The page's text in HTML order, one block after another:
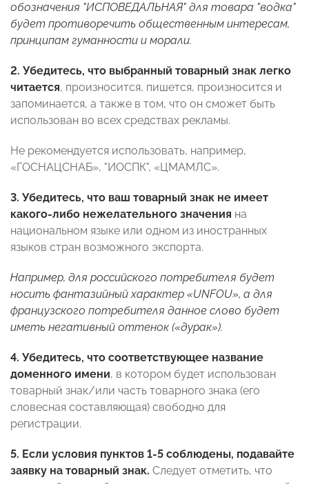
обозначения "ИСПОВЕДАЛЬНАЯ" для товара "водка"
будет противоречить общественным интересам,
принципам гуманности и морали.
2. Убедитесь, что выбранный товарный знак легко
читается, произносится, пишется, произносится и
запоминается, а также в том, что он сможет быть
использован во всех средствах рекламы.
Не рекомендуется использовать, например,
«ГОСНАЦСНАБ», "ИОСПК", «ЦМАМЛС».
3. Убедитесь, что ваш товарный знак не имеет
какого-либо нежелательного значения на
национальном языке или одном из иностранных
языков стран возможного экспорта.
Например, для российского потребителя будет
носить фантазийный характер «UNFOU», а для
французского потребителя данное слово будет
иметь негативный оттенок («дурак»).
4. Убедитесь, что соответствующее название
доменного имени, в котором будет использован
товарный знак/или часть товарного знака (его
словесная составляющая) свободно для
регистрации.
5. Если условия пунктов 1-5 соблюдены, подавайте
заявку на товарный знак. Следует отметить, что